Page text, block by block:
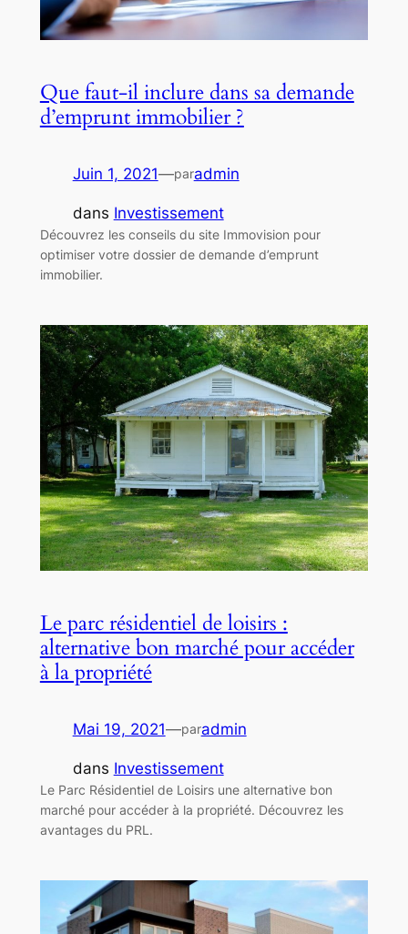
Que faut-il inclure dans sa demande
d’emprunt immobilier ?
Juin 1, 2021—paradmin
dans Investissement
Découvrez les conseils du site Immovision pour
optimiser votre dossier de demande d’emprunt
immobilier.
Le parc résidentiel de loisirs :
alternative bon marché pour accéder
à la propriété
Mai 19, 2021—paradmin
dans Investissement
Le Parc Résidentiel de Loisirs une alternative bon
marché pour accéder à la propriété. Découvrez les
avantages du PRL.